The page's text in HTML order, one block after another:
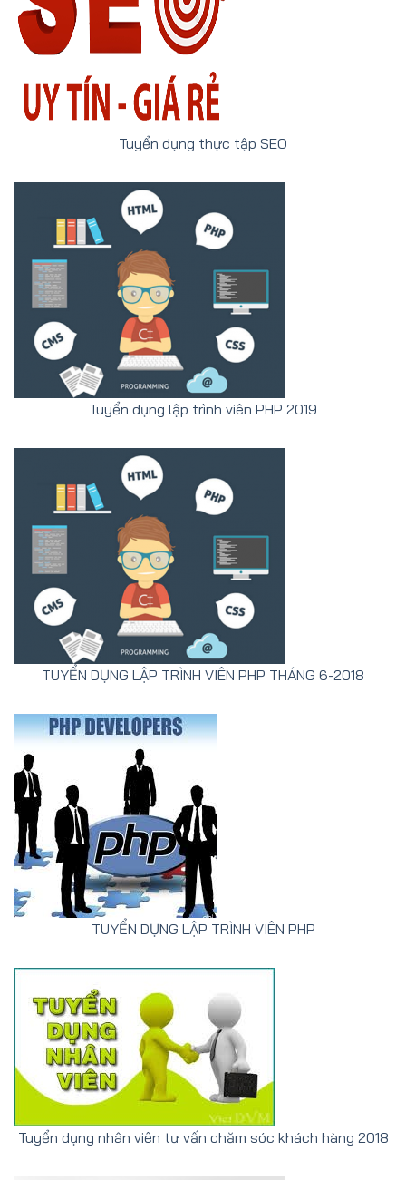
Tuyển dụng thực tập SEO
Tuyển dụng lập trình viên PHP 2019
TUYỂN DỤNG LẬP TRÌNH VIÊN PHP THÁNG 6-2018
TUYỂN DỤNG LẬP TRÌNH VIÊN PHP
Tuyển dụng nhân viên tư vấn chăm sóc khách hàng 2018